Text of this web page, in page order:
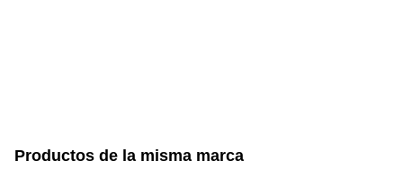
Productos de la misma marca